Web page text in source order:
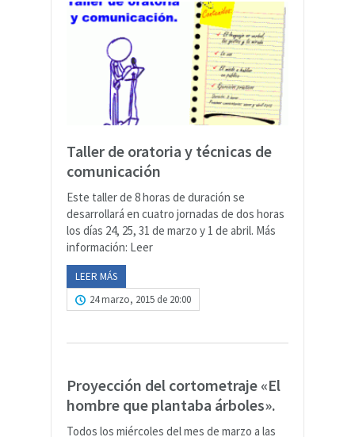
Taller de oratoria y técnicas de
comunicación
Este taller de 8 horas de duración se
desarrollará en cuatro jornadas de dos horas
los días 24, 25, 31 de marzo y 1 de abril. Más
información: Leer
LEER MÁS
24 marzo, 2015 de 20:00
Proyección del cortometraje «El
hombre que plantaba árboles».
Todos los miércoles del mes de marzo a las